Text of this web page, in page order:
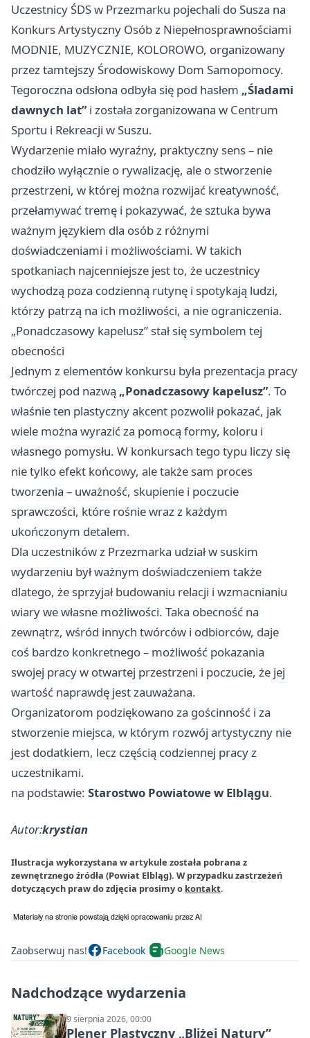
Uczestnicy ŚDS w Przezmarku pojechali do Susza na
Konkurs Artystyczny Osób z Niepełnosprawnościami
MODNIE, MUZYCZNIE, KOLOROWO, organizowany
przez tamtejszy Środowiskowy Dom Samopomocy.
Tegoroczna odsłona odbyła się pod hasłem „Śladami
dawnych lat”i została zorganizowana w Centrum
Sportu i Rekreacji w Suszu.
Wydarzenie miało wyraźny, praktyczny sens – nie
chodziło wyłącznie o rywalizację, ale o stworzenie
przestrzeni, w której można rozwijać kreatywność,
przełamywać tremę i pokazywać, że sztuka bywa
ważnym językiem dla osób z różnymi
doświadczeniami i możliwościami. W takich
spotkaniach najcenniejsze jest to, że uczestnicy
wychodzą poza codzienną rutynę i spotykają ludzi,
którzy patrzą na ich możliwości, a nie ograniczenia.
„Ponadczasowy kapelusz” stał się symbolem tej
obecności
Jednym z elementów konkursu była prezentacja pracy
twórczej pod nazwą „Ponadczasowy kapelusz”. To
właśnie ten plastyczny akcent pozwolił pokazać, jak
wiele można wyrazić za pomocą formy, koloru i
własnego pomysłu. W konkursach tego typu liczy się
nie tylko efekt końcowy, ale także sam proces
tworzenia – uważność, skupienie i poczucie
sprawczości, które rośnie wraz z każdym
ukończonym detalem.
Dla uczestników z Przezmarka udział w suskim
wydarzeniu był ważnym doświadczeniem także
dlatego, że sprzyjał budowaniu relacji i wzmacnianiu
wiary we własne możliwości. Taka obecność na
zewnątrz, wśród innych twórców i odbiorców, daje
coś bardzo konkretnego – możliwość pokazania
swojej pracy w otwartej przestrzeni i poczucie, że jej
wartość naprawdę jest zauważana.
Organizatorom podziękowano za gościnność i za
stworzenie miejsca, w którym rozwój artystyczny nie
jest dodatkiem, lecz częścią codziennej pracy z
uczestnikami.
na podstawie: Starostwo Powiatowe w Elblągu.
Autor:krystian
Ilustracja wykorzystana w artykule została pobrana z
zewnętrznego źródła (Powiat Elbląg). W przypadku zastrzeżeń
dotyczących praw do zdjęcia prosimy o kontakt.
Zaobserwuj nas! Facebook Google News
Nadchodzące wydarzenia
9 sierpnia 2026, 00:00
Plener Plastyczny „Bliżej Natury”